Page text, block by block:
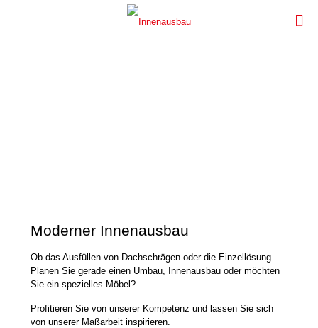
Moderner Innenausbau
Ob das Ausfüllen von Dachschrägen oder die Einzellösung.
Planen Sie gerade einen Umbau, Innenausbau oder möchten
Sie ein spezielles Möbel?
Profitieren Sie von unserer Kompetenz und lassen Sie sich
von unserer Maßarbeit inspirieren.